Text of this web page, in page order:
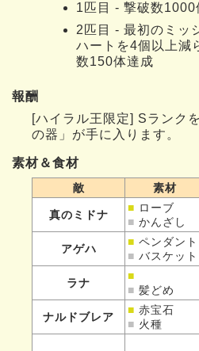
1匹目 - 撃破数1000
2匹目 - 最初のミッ
ハートを4個以上減
数150体達成
報酬
[ハイラル王限定] Sランク
の器」が手に入ります。
素材＆食材
敵 素材
真のミドナ
■ ローブ
■ かんざし
アゲハ
■ ペンダント
■ バスケット
ラナ
■
■ 髪どめ
ナルドブレア
■ 赤宝石
■ 火種